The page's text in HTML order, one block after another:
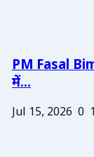
PM Fasal
में...
Jul 15, 2026 0